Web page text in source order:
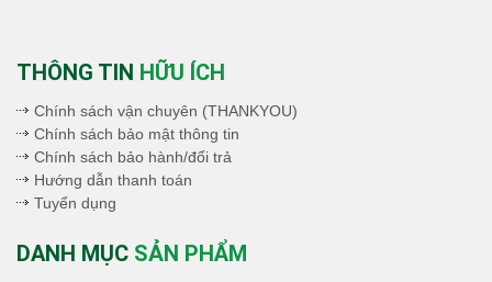
THÔNG TIN HỮU ÍCH
Chính sách vận chuyên (THANKYOU)
Chính sách bảo mật thông tin
Chính sách bảo hành/đổi trả
Hướng dẫn thanh toán
Tuyển dụng
DANH MỤC SẢN PHẨM